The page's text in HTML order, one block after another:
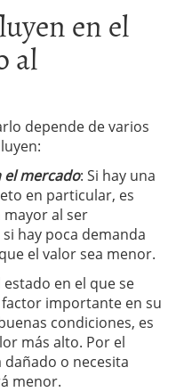
en el
al
depende de varios
el mercado: Si hay una
en particular, es
mayor al ser
hay poca demanda
el valor sea menor.
estado en el que se
importante en su
condiciones, es
más alto. Por el
o necesita
menor.